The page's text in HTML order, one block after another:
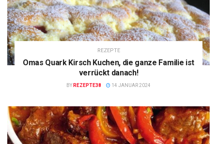
REZEPTE
Omas Quark Kirsch Kuchen, die ganze Familie ist
verrückt danach!
BY REZEPTE38 14 JANUAR 2024